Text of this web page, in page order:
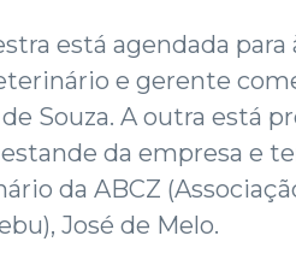
está agendada para
e gerente
Souza. A outra está
da empresa e
da ABCZ
José de Melo.